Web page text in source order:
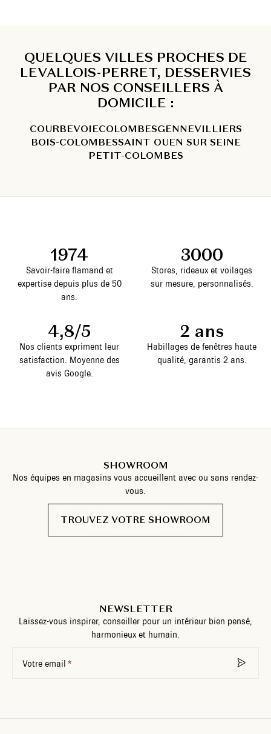
QUELQUES VILLES PROCHES DE
LEVALLOIS-PERRET, DESSERVIES
PAR NOS CONSEILLERS À
DOMICILE :
COURBEVOIECOLOMBESGENNEVILLIERS
BOIS-COLOMBESSAINT OUEN SUR SEINE
PETIT-COLOMBES
1974
Savoir-faire flamand et
expertise depuis plus de 50
ans.
3000
Stores, rideaux et voilages
sur mesure, personnalisés.
4,8/5
Nos clients expriment leur
satisfaction. Moyenne des
avis Google.
2 ans
Habillages de fenêtres haute
qualité, garantis 2 ans.
SHOWROOM
Nos équipes en magasins vous accueillent avec ou sans rendez-
vous.
TROUVEZ VOTRE SHOWROOM
NEWSLETTER
Laissez-vous inspirer, conseiller pour un intérieur bien pensé,
harmonieux et humain.
Votre email